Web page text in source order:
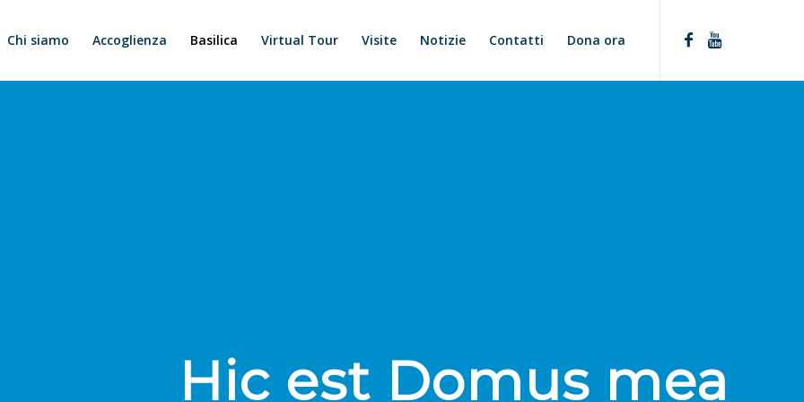
Chi siamo Accoglienza Basilica Virtual Tour Visite Notizie Contatti Dona ora
Hic est Domus mea